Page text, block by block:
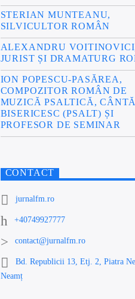
STERIAN MUNTEANU,
SILVICULTOR ROMÂN
ALEXANDRU
JURIST ȘI DRAMATURG
ION POPESCU-PASĂREA,
COMPOZITOR ROMÂN DE
MUZICĂ PSALTICĂ,
BISERICESC (PSALT) ȘI
PROFESOR DE SEMINAR
CONTACT
jurnalfm.ro
+40749927777
contact@jurnalfm.ro
Bd. Republicii 13, Etj. 2, Piatra
Neamț